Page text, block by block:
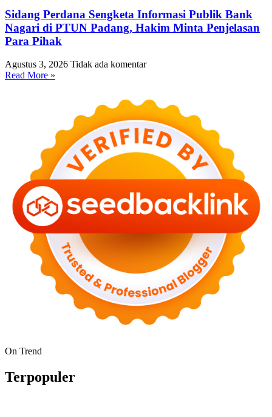
Sidang Perdana Sengketa Informasi Publik Bank
Nagari di PTUN Padang, Hakim Minta Penjelasan
Para Pihak
Agustus 3, 2026 Tidak ada komentar
Read More »
On Trend
Terpopuler